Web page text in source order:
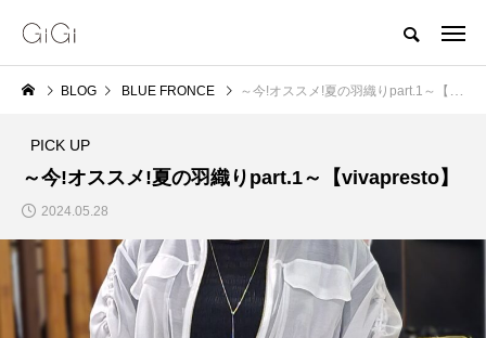
BLOG BLUE FRONCE ～今!オススメ!夏の羽織りpart.1～【vivapresto】
PICK UP
～今!オススメ!夏の羽織りpart.1～【vivapresto】
2024.05.28